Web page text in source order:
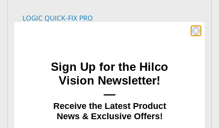
LOGIC QUICK-FIX PRO
Logement modulaire de plateau
Sign Up for the Hilco
Vision Newsletter!
—
Receive the Latest Product
News & Exclusive Offers!